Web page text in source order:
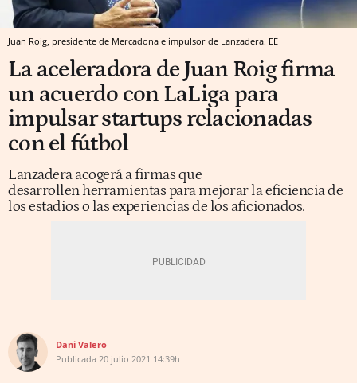
Juan Roig, presidente de Mercadona e impulsor de Lanzadera. EE
La aceleradora de Juan Roig firma
un acuerdo con LaLiga para
impulsar startups relacionadas
con el fútbol
Lanzadera acogerá a firmas que
desarrollen herramientas para mejorar la eficiencia de
los estadios o las experiencias de los aficionados.
Dani Valero
Publicada 20 julio 2021 14:39h